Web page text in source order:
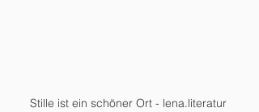
Stille ist ein schöner Ort - lena.literatur